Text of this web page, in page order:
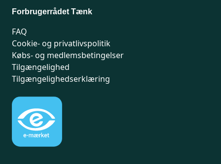
Forbrugerrådet Tænk
FAQ
Cookie- og privatlivspolitik
Købs- og medlemsbetingelser
Tilgængelighed
Tilgængelighedserklæring